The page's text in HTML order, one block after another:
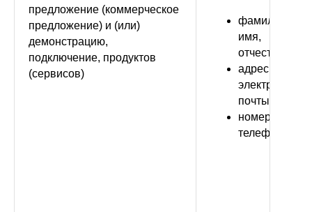
предложение (коммерческое
предложение) и (или)
демонстрацию,
подключение, продуктов
(сервисов)
фамилия,
имя,
отчество;
адрес
электронной
почты;
номер
телефона.